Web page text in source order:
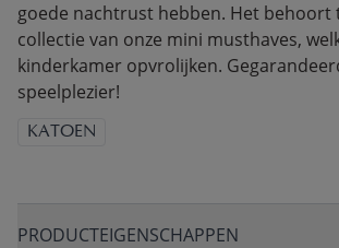
goede nachtrust hebben. Het behoort
collectie van onze mini musthaves,
kinderkamer opvrolijken.
speelplezier!
KATOEN
PRODUCTEIGENSCHAPPEN